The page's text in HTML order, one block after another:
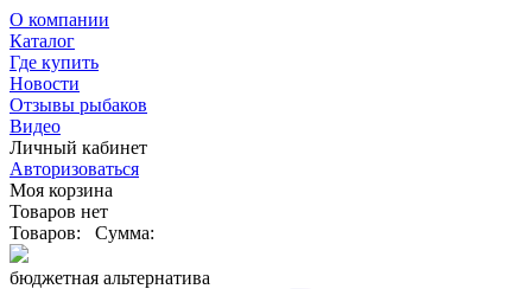
О компании
Каталог
Где купить
Новости
Отзывы рыбаков
Видео
Личный кабинет
Авторизоваться
Моя корзина
Товаров нет
Товаров:
Сумма:
бюджетная альтернатива